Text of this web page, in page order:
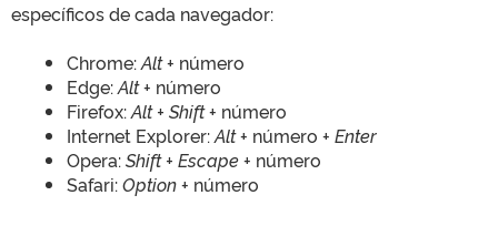
específicos de cada navegador:
Chrome:Alt+ número
Edge:Alt+ número
Firefox:Alt + Shift+ número
Internet Explorer:Alt+ número + Enter
Opera:Shift + Escape+ número
Safari:Option+ número